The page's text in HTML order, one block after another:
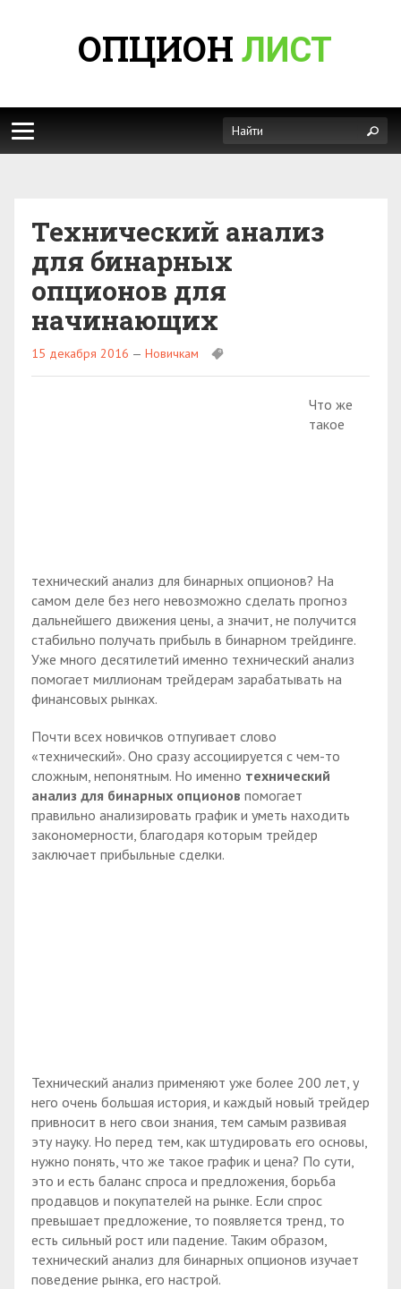
ОПЦИОН ЛИСТ
Технический анализ
для бинарных
опционов для
начинающих
15 декабря 2016 — Новичкам
Что же
такое
технический анализ для бинарных опционов? На
самом деле без него невозможно сделать прогноз
дальнейшего движения цены, а значит, не получится
стабильно получать прибыль в бинарном трейдинге.
Уже много десятилетий именно технический анализ
помогает миллионам трейдерам зарабатывать на
финансовых рынках.
Почти всех новичков отпугивает слово
«технический». Оно сразу ассоциируется с чем-то
сложным, непонятным. Но именно технический
анализ для бинарных опционов помогает
правильно анализировать график и уметь находить
закономерности, благодаря которым трейдер
заключает прибыльные сделки.
Технический анализ применяют уже более 200 лет, у
него очень большая история, и каждый новый трейдер
привносит в него свои знания, тем самым развивая
эту науку. Но перед тем, как штудировать его основы,
нужно понять, что же такое график и цена? По сути,
это и есть баланс спроса и предложения, борьба
продавцов и покупателей на рынке. Если спрос
превышает предложение, то появляется тренд, то
есть сильный рост или падение. Таким образом,
технический анализ для бинарных опционов изучает
поведение рынка, его настрой.